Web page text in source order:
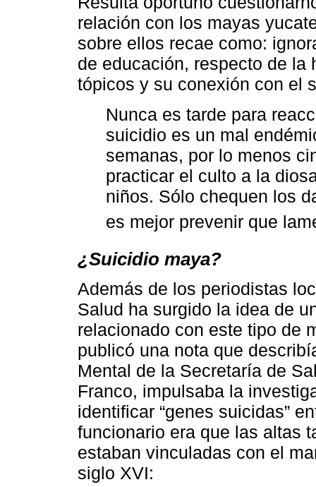
relación con los mayas
sobre ellos recae como:
de educación, respecto de la
tópicos y su conexión con el
Nunca es tarde para
suicidio es un mal
semanas, por lo menos
practicar el culto a la
niños. Sólo chequen los
es mejor prevenir que
¿Suicidio maya?
Además de los periodistas
Salud ha surgido la idea de
relacionado con este tipo de
publicó una nota que
Mental de la Secretaría de
Franco, impulsaba la
identificar “genes suicidas”
funcionario era que las altas
estaban vinculadas con el
siglo XVI: